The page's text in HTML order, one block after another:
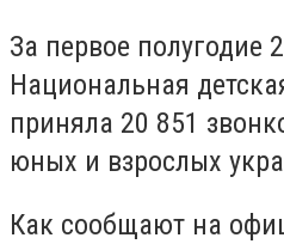
За первое полугодие
Национальная
приняла 20 851
юных и взрослых
Как сообщают на